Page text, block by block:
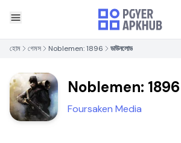
হোম গেমস Noblemen: 1896 ডাউনলোড
Noblemen: 1896
Foursaken Media